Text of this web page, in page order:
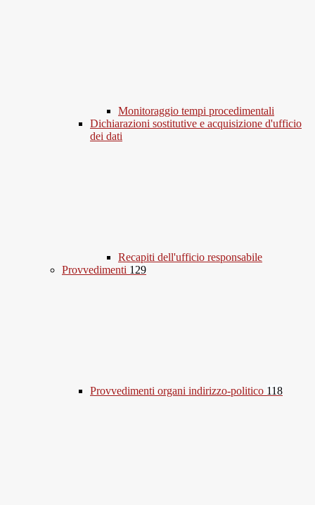
Monitoraggio tempi procedimentali
Dichiarazioni sostitutive e acquisizione d'ufficio
dei dati
Recapiti dell'ufficio responsabile
Provvedimenti 129
Provvedimenti organi indirizzo-politico 118